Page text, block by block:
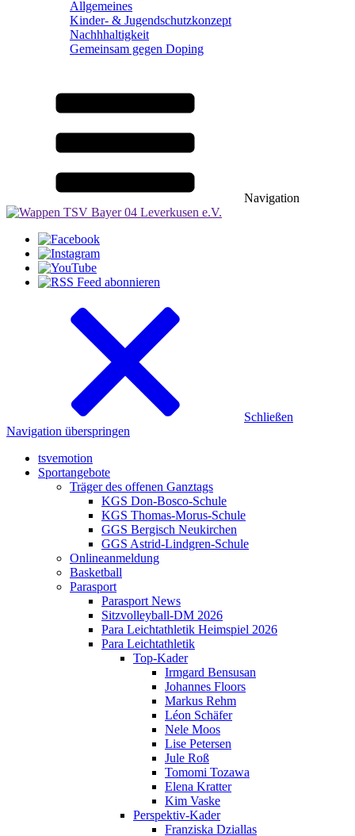
Allgemeines
Kinder- & Jugendschutzkonzept
Nachhhaltigkeit
Gemeinsam gegen Doping
Navigation
Schließen
Navigation überspringen
tsvemotion
Sportangebote
Träger des offenen Ganztags
KGS Don-Bosco-Schule
KGS Thomas-Morus-Schule
GGS Bergisch Neukirchen
GGS Astrid-Lindgren-Schule
Onlineanmeldung
Basketball
Parasport
Parasport News
Sitzvolleyball-DM 2026
Para Leichtathletik Heimspiel 2026
Para Leichtathletik
Top-Kader
Irmgard Bensusan
Johannes Floors
Markus Rehm
Léon Schäfer
Nele Moos
Lise Petersen
Jule Roß
Tomomi Tozawa
Elena Kratter
Kim Vaske
Perspektiv-Kader
Franziska Dziallas